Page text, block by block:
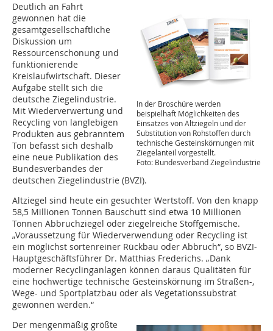
In der Broschüre werden
beispielhaft Möglichkeiten des
Einsatzes von Altziegeln und der
Substitution von Rohstoffen durch
technische Gesteinskörnungen mit
Ziegelanteil vorgestellt.
Foto: Bundesverband Ziegelindustrie
Deutlich an Fahrt
gewonnen hat die
gesamtgesellschaftliche
Diskussion um
Ressourcenschonung und
funktionierende
Kreislaufwirtschaft. Dieser
Aufgabe stellt sich die
deutsche Ziegelindustrie.
Mit Wiederverwertung und
Recycling von langlebigen
Produkten aus gebranntem
Ton befasst sich deshalb
eine neue Publikation des
Bundesverbandes der
deutschen Ziegelindustrie (BVZI).
Altziegel sind heute ein gesuchter Wertstoff. Von den knapp
58,5 Millionen Tonnen Bauschutt sind etwa 10 Millionen
Tonnen Abbruchziegel oder ziegelreiche Stoffgemische.
„Voraussetzung für Wiederverwendung oder Recycling ist
ein möglichst sortenreiner Rückbau oder Abbruch“, so BVZI-
Hauptgeschäftsführer Dr. Matthias Frederichs. „Dank
moderner Recyclinganlagen können daraus Qualitäten für
eine hochwertige technische Gesteinskörnung im Straßen-,
Wege- und Sportplatzbau oder als Vegetationssubstrat
gewonnen werden.“
Der mengenmäßig größte